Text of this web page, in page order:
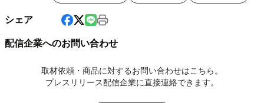
シェア
配信企業へのお問い合わせ
取材依頼・商品に対するお問い合わせはこちら。
プレスリリース配信企業に直接連絡できます。